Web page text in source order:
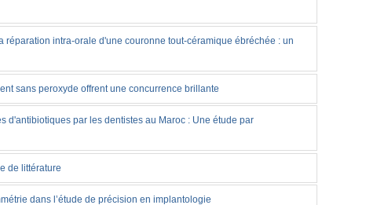
réparation intra-orale d'une couronne tout-céramique ébréchée : un
sans peroxyde offrent une concurrence brillante
d'antibiotiques par les dentistes au Maroc : Une étude par
de littérature
dans l’étude de précision en implantologie